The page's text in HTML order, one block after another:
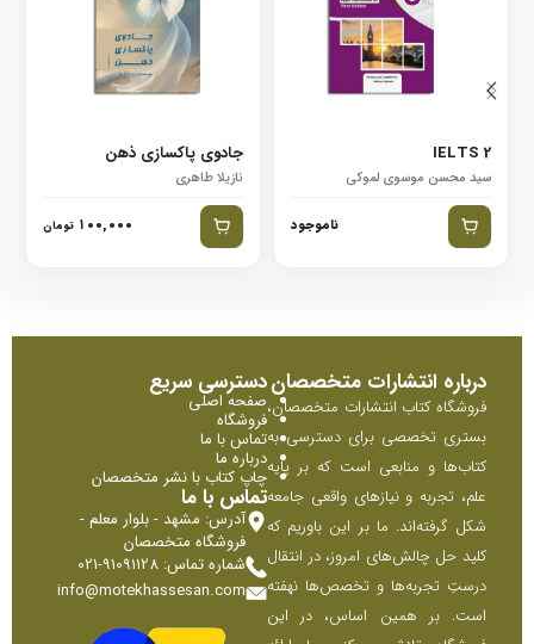
IELTS 2
سید محسن موسوی لموکی
ناموجود
جادوی پاکسازی ذهن
نازیلا طاهری
۱۰۰,۰۰۰ تومان
درباره انتشارات متخصصان
فروشگاه کتاب انتشارات متخصصان،
بستری تخصصی برای دسترسی به
کتاب‌ها و منابعی است که بر پایه
علم، تجربه و نیازهای واقعی جامعه
شکل گرفته‌اند. ما بر این باوریم که
کلید حل چالش‌های امروز، در انتقال
درستِ تجربه‌ها و تخصص‌ها نهفته
است. بر همین اساس، در این
دسترسی سریع
صفحه اصلی
فروشگاه
تماس با ما
درباره ما
چاپ کتاب با نشر متخصصان
تماس با ما
آدرس: مشهد - بلوار معلم -
فروشگاه متخصصان
شماره تماس: 91091128-021
info@motekhassesan.com